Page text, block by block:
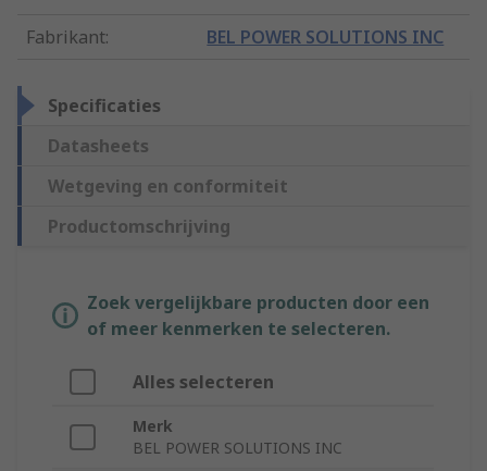
Fabrikant: BEL POWER SOLUTIONS INC
Specificaties
Datasheets
Wetgeving en conformiteit
Productomschrijving
Zoek vergelijkbare producten door een
of meer kenmerken te selecteren.
Alles selecteren
Merk
BEL POWER SOLUTIONS INC